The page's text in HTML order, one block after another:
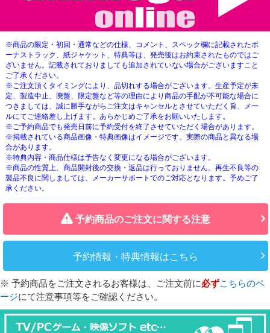
※商品の限定・初回・通常などの仕様、コメント、スペック欄に記載されたボ
ーナストラック、紙ジャケット、特典等は、発売後はお約束されたものではご
ざいません。記載されておりましても追加されていない場合がございますこと
ご了承ください。
※ご注文頂くタイミングにより、品切れする場合がございます。生産予定が未
定、製造中止、廃盤、限定盤など等の理由により商品の手配が不可能な場合に
つきましては、誠に勝手ながらご注文はキャンセルとさせていただく旨、メー
ルにてご連絡差し上げます。あらかじめご了承をお願いいたします。
※ご予約商品でも発売日前に予約受付を終了させていただく場合があります。
※掲載されている商品画像・特典画像はイメージです。実際の商品と異なる場
合があります。
※特典内容・商品仕様は予告なく変更になる場合がございます。
※商品の性質上、商品開封後の交換・返品は行っておりません。再生不良等の
製品不良に関しましては、メーカーサポートでのご対応となります。予めご了
承ください。
予約商品のご注文に関する注意
予約情報・特典情報はこちら
※ 予約商品をご注文されるお客様は、ご注文前に必ずこちらのペ
ージにて注意事項等をご確認ください。